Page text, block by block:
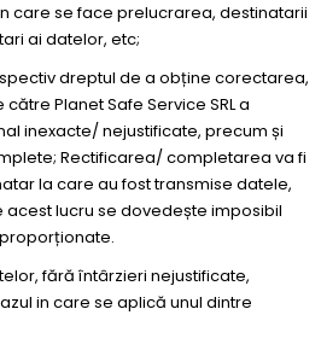
care se face prelucrarea, destinatarii
ai datelor, etc;
dreptul de a obține corectarea,
Planet Safe Service SRL a
inexacte/ nejustificate, precum și
Rectificarea/ completarea va fi
la care au fost transmise datele,
lucru se dovedește imposibil
fără întârzieri nejustificate,
in care se aplică unul dintre